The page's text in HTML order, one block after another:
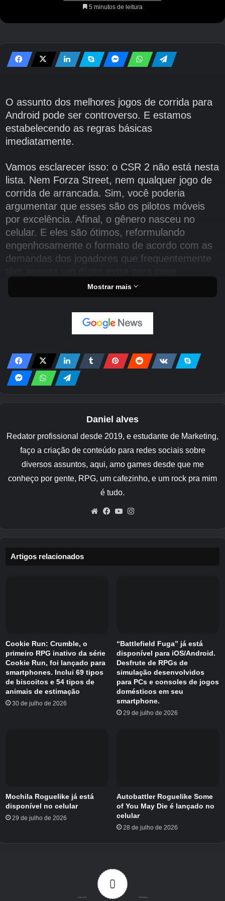
5 minutos de leitura
O assunto dos melhores jogos de corrida para
Android pode ser controverso. E estamos
estabelecendo as regras básicas
imediatamente.
Vamos esclarecer isso: o CSR 2 não está nesta
lista. Nem Forza Street, nem qualquer jogo de
corrida de arrancada. Sim, você poderia
argumentar que esses são os pilotos móveis
por excelência. Afinal, o gênero nasceu no
celular. E eles são ótimos, reformulando
engenhosamente o formato de acordo com as
demandas dos jogadores que frequentemente
Talvez um dia escrevamos uma lista dos
melhores drag racers móveis, mas para o
nosso dinheiro eles não são jogos de corrida
adequados. Na DG Towers, a direção ainda é
E a variedade também. Cobrimos tudo, desde
pilotos graficamente deslumbrantes e
3, até Mario Kart Tour e Hill Climb Racing 2, no
Como sempre, diga-nos o que erramos nos
comentários abaixo.
Os melhores jogos de corrida para
Asfalto 9: Lendas
Legends. Claro, é derivado, mas também é
enorme, lindo e muito divertido, aproveitando o
terreno para vencer Need for Speed ​​em seu
próprio jogo.
A versão mais recente da série Rush Rally é a
melhor. É rápido e furioso, parece
Mostrar mais
Daniel alves
Redator profissional desde 2019, e estudante de Marketing,
faço a criação de conteúdo para redes sociais sobre
diversos assuntos, aqui, amo games desde que me
conheço por gente, RPG, um cafezinho, e um rock pra mim
é tudo.
WebsiteFacebook
YouTube
Artigos relacionados
Cookie Run: Crumble, o
primeiro RPG inativo da série
Cookie Run, foi lançado para
smartphones. Inclui 69 tipos
de biscoitos e 54 tipos de
animais de estimação
30 de julho de 2026
“Battlefield Fuga” já está
disponível para iOS/Android.
Desfrute de RPGs de
simulação desenvolvidos
para PCs e consoles de jogos
domésticos em seu
smartphone.
29 de julho de 2026
Mochila Roguelike já está
disponível no celular
29 de julho de 2026
Autobattler Roguelike Some
of You May Die é lançado no
celular
28 de julho de 2026
0